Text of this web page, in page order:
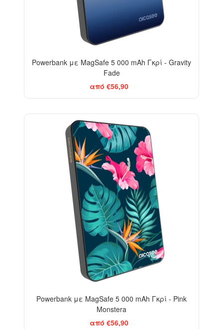
Powerbank με MagSafe 5 000 mAh Γκρί - Gravity
Fade
από €56,90
Powerbank με MagSafe 5 000 mAh Γκρί - Pink
Monstera
από €56,90